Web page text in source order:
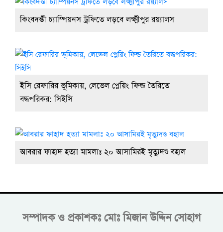
কিংবদন্তী চ্যাম্পিয়নস ট্রফিতে লড়বে লক্ষ্মীপুর রয়্যালস
ইসি রেফারির ভূমিকায়, লেভেল প্লেয়িং ফিল্ড তৈরিতে
বদ্ধপরিকর: সিইসি
আবরার ফাহাদ হত্যা মামলাঃ ২০ আসামিরই মৃত্যুদণ্ড বহাল
সম্পাদক ও প্রকাশকঃ মোঃ মিজান উদ্দিন সোহাগ